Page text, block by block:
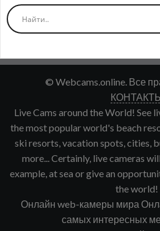
© Webcams.online. Все
Live Cams around the World! See
the most popular world's beach
ski resorts, vacation spots, cities,
more... Certainly, live cameras
example, at sea or give an
the world!
Онлайн web-камеры мира
самых интересных